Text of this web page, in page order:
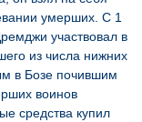
умерших. С 1
участвовал в
из числа нижних
в Бозе почившим
воинов
средства купил